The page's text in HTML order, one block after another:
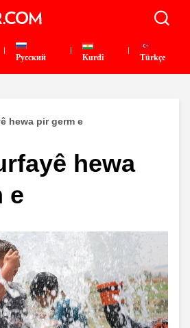
Pусский Kurdî Türkçe
hewa pir germ e
hewa
e